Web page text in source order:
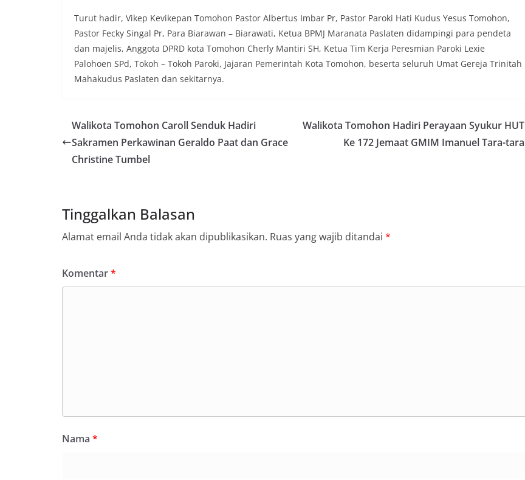
Turut hadir, Vikep Kevikepan Tomohon Pastor Albertus Imbar Pr, Pastor Paroki Hati Kudus Yesus Tomohon,
Pastor Fecky Singal Pr, Para Biarawan – Biarawati, Ketua BPMJ Maranata Paslaten didampingi para pendeta
dan majelis, Anggota DPRD kota Tomohon Cherly Mantiri SH, Ketua Tim Kerja Peresmian Paroki Lexie
Palohoen SPd, Tokoh – Tokoh Paroki, Jajaran Pemerintah Kota Tomohon, beserta seluruh Umat Gereja Trinitah
Mahakudus Paslaten dan sekitarnya.
Walikota Tomohon Caroll Senduk Hadiri
Sakramen Perkawinan Geraldo Paat dan Grace
Christine Tumbel
Walikota Tomohon Hadiri Perayaan Syukur HUT
Ke 172 Jemaat GMIM Imanuel Tara-tara
Tinggalkan Balasan
Alamat email Anda tidak akan dipublikasikan. Ruas yang wajib ditandai *
Komentar*
Nama *